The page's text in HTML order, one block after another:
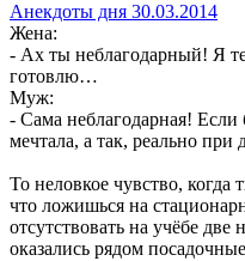
Анекдоты дня 30.03.2014
Жена:
- Ах ты неблагодарный! Я
готовлю…
Муж:
- Сама неблагодарная!
мечтала, а так, реально при
То неловкое чувство,
что ложишься на
отсутствовать на учёбе
оказались рядом